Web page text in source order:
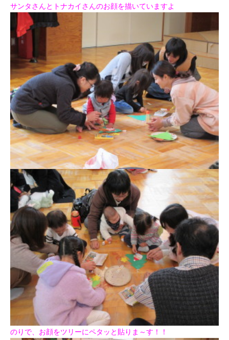
サンタさんとトナカイさんのお顔を描いていますよ
のりで、お顔をツリーにペタッと貼りま～す！！